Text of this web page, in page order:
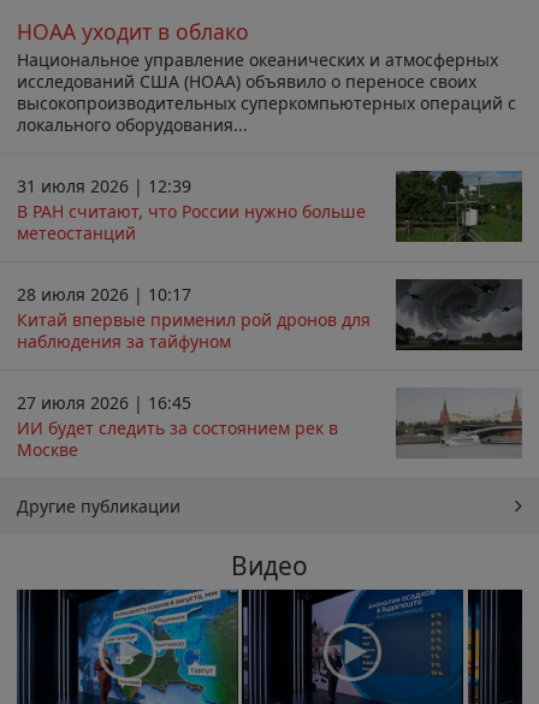
НОАА уходит в облако
Национальное управление океанических и атмосферных
исследований США (НОАА) объявило о переносе своих
высокопроизводительных суперкомпьютерных операций с
локального оборудования...
31 июля 2026 | 12:39
В РАН считают, что России нужно больше
метеостанций
28 июля 2026 | 10:17
Китай впервые применил рой дронов для
наблюдения за тайфуном
27 июля 2026 | 16:45
ИИ будет следить за состоянием рек в
Москве
Другие публикации
Видео